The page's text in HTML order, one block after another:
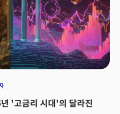
'고금리 시대'의 달라진